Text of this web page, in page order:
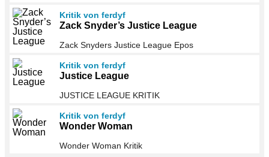
Kritik von ferdyf
Zack Snyder’s Justice League
Zack Snyders Justice League Epos
Kritik von ferdyf
Justice League
JUSTICE LEAGUE KRITIK
Kritik von ferdyf
Wonder Woman
Wonder Woman Kritik